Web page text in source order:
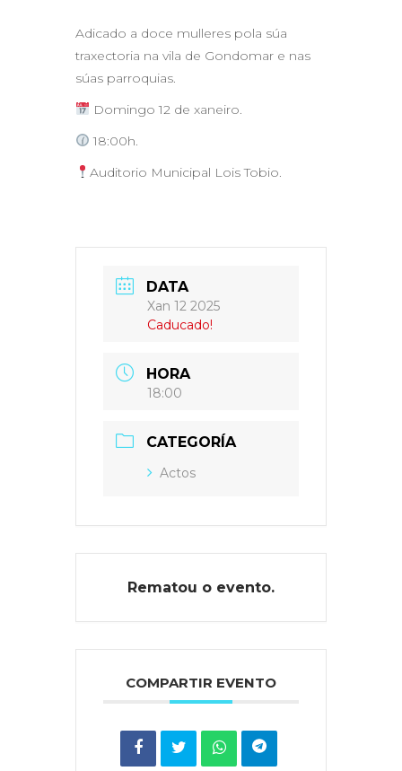
Adicado a doce mulleres pola súa
traxectoria na vila de Gondomar e nas
súas parroquias.
Domingo 12 de xaneiro.
18:00h.
Auditorio Municipal Lois Tobio.
DATA
Xan 12 2025
Caducado!
HORA
18:00
CATEGORÍA
Actos
Rematou o evento.
COMPARTIR EVENTO